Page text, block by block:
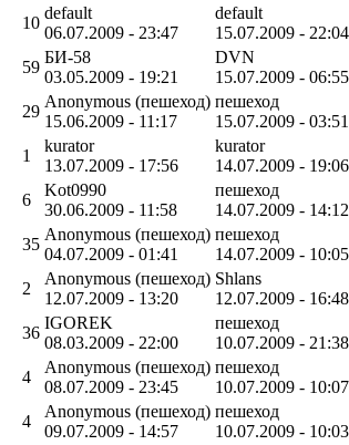
10
default
06.07.2009 - 23:47
default
15.07.2009 - 22:04
59
БИ-58
03.05.2009 - 19:21
DVN
15.07.2009 - 06:55
29
Anonymous (пешеход)
15.06.2009 - 11:17
пешеход
15.07.2009 - 03:51
1
kurator
13.07.2009 - 17:56
kurator
14.07.2009 - 19:06
6
Kot0990
30.06.2009 - 11:58
пешеход
14.07.2009 - 14:12
35
Anonymous (пешеход)
04.07.2009 - 01:41
пешеход
14.07.2009 - 10:05
2
Anonymous (пешеход)
12.07.2009 - 13:20
Shlans
12.07.2009 - 16:48
36
IGOREK
08.03.2009 - 22:00
пешеход
10.07.2009 - 21:38
4
Anonymous (пешеход)
08.07.2009 - 23:45
пешеход
10.07.2009 - 10:07
4
Anonymous (пешеход)
09.07.2009 - 14:57
пешеход
10.07.2009 - 10:03